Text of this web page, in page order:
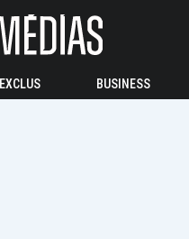
EXCLUS BUSINESS